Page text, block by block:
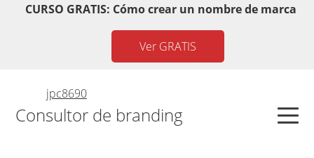
Saltar
principal
Saltar
Saltar
principal
SaltarCURSO GRATIS: Cómo crear un nombre de marca
Ver GRATIS
Consultor de branding
jpc8690